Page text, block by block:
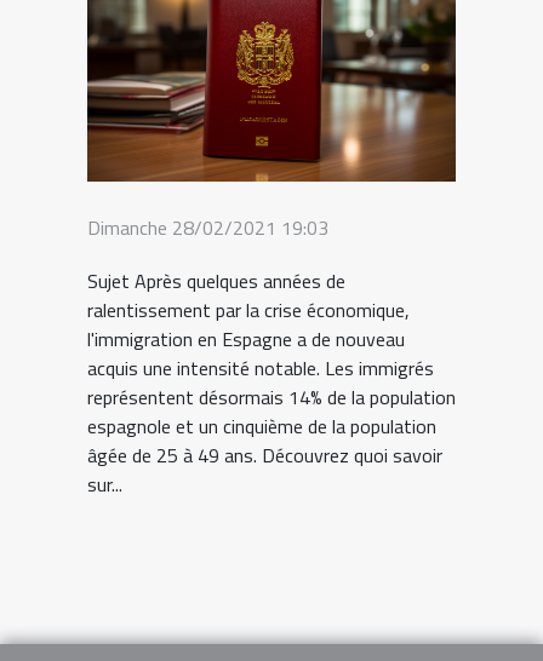
Dimanche 28/02/2021 19:03
Sujet Après quelques années de
ralentissement par la crise économique,
l'immigration en Espagne a de nouveau
acquis une intensité notable. Les immigrés
représentent désormais 14% de la population
espagnole et un cinquième de la population
âgée de 25 à 49 ans. Découvrez quoi savoir
sur...